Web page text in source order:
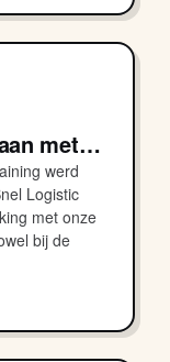
met…
werd
Logistic
met onze
bij de